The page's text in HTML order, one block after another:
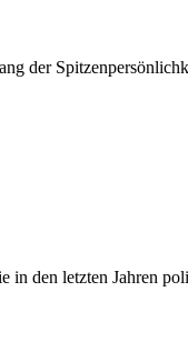
der
den letzten Jahren